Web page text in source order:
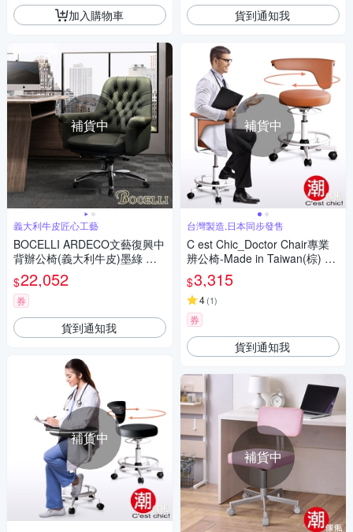
加入購物車
補貨中
義大利牛皮匠心工藝
BOCELLI ARDECO文藝復興中
背辦公椅(義大利牛皮)墨綠 W8
4*D73*H102~111 cm
$22,052
券
貨到通知我
補貨中
貨到通知我
補貨中
台灣製造,日本同步發售
C est Chic_Doctor Chair專業
辨公椅-Made in Taiwan(棕) W
55.5*D55.5*H69~82 cm
$3,315
4(1)
券
貨到通知我
補貨中